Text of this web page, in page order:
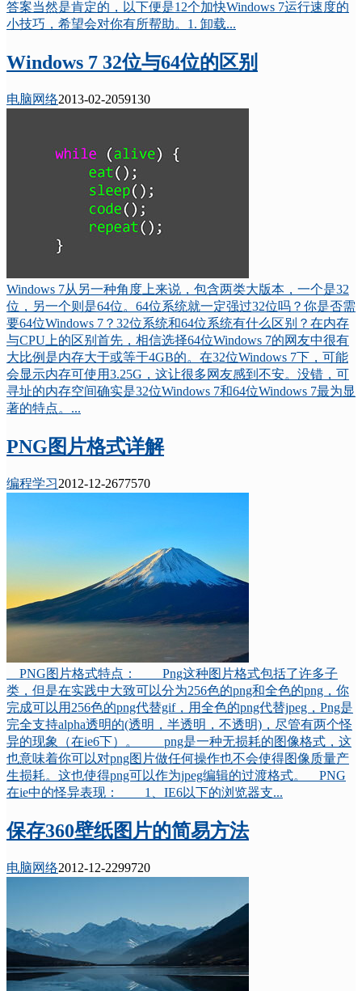
答案当然是肯定的，以下便是12个加快Windows 7运行速度的
小技巧，希望会对你有所帮助。1. 卸载...
Windows 7 32位与64位的区别
电脑网络2013-02-2059130
Windows 7从另一种角度上来说，包含两类大版本，一个是32
位，另一个则是64位。64位系统就一定强过32位吗？你是否需
要64位Windows 7？32位系统和64位系统有什么区别？在内存
与CPU上的区别首先，相信选择64位Windows 7的网友中很有
大比例是内存大于或等于4GB的。在32位Windows 7下，可能
会显示内存可使用3.25G，这让很多网友感到不安。没错，可
寻址的内存空间确实是32位Windows 7和64位Windows 7最为显
著的特点。...
PNG图片格式详解
编程学习2012-12-2677570
PNG图片格式特点： Png这种图片格式包括了许多子
类，但是在实践中大致可以分为256色的png和全色的png，你
完成可以用256色的png代替gif，用全色的png代替jpeg，Png是
完全支持alpha透明的(透明，半透明，不透明)，尽管有两个怪
异的现象（在ie6下）。 png是一种无损耗的图像格式，这
也意味着你可以对png图片做任何操作也不会使得图像质量产
生损耗。这也使得png可以作为jpeg编辑的过渡格式。 PNG
在ie中的怪异表现： 1、IE6以下的浏览器支...
保存360壁纸图片的简易方法
电脑网络2012-12-2299720